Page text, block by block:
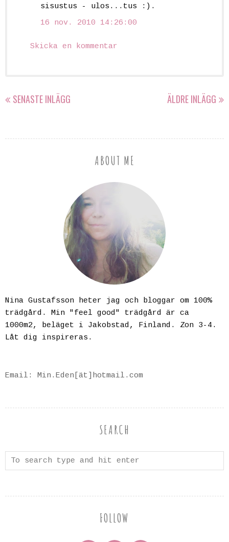
sisustus - ulos...tus :).
16 nov. 2010 14:26:00
Skicka en kommentar
SENASTE INLÄGG ÄLDRE INLÄGG
ABOUT ME
Nina Gustafsson heter jag och bloggar om 100%
trädgård. Min "feel good" trädgård är ca
1000m2, beläget i Jakobstad, Finland. Zon 3-4.
Låt dig inspireras.
Email: Min.Eden[ät]hotmail.com
SEARCH
FOLLOW